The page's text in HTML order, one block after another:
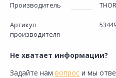
Производитель
Артикул
производителя
Не хватает информации?
Задайте нам вопрос и мы